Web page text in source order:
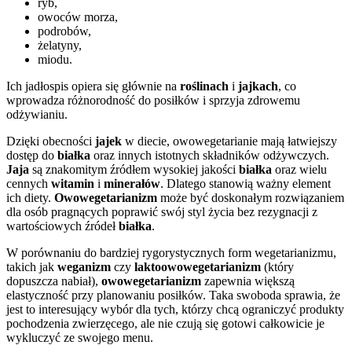
owoców morza,
podrobów,
żelatyny,
miodu.
Ich jadłospis opiera się głównie na roślinach i jajkach, co
wprowadza różnorodność do posiłków i sprzyja zdrowemu
odżywianiu.
Dzięki obecności jajek w diecie, owowegetarianie mają łatwiejszy
dostęp do białka oraz innych istotnych składników odżywczych.
Jaja są znakomitym źródłem wysokiej jakości białka oraz wielu
cennych witamin i minerałów. Dlatego stanowią ważny element
ich diety. Owowegetarianizm może być doskonałym rozwiązaniem
dla osób pragnących poprawić swój styl życia bez rezygnacji z
wartościowych źródełbiałka.
W porównaniu do bardziej rygorystycznych form wegetarianizmu,
takich jak weganizm czy laktoowowegetarianizm (który
dopuszcza nabiał), owowegetarianizm zapewnia większą
elastyczność przy planowaniu posiłków. Taka swoboda sprawia, że
jest to interesujący wybór dla tych, którzy chcą ograniczyć produkty
pochodzenia zwierzęcego, ale nie czują się gotowi całkowicie je
wykluczyć ze swojego menu.